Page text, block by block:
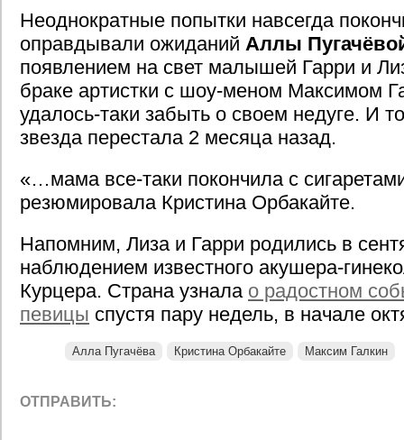
Неоднократные попытки навсегда
оправдывали ожиданий Аллы
появлением на свет малышей Гарри и
браке артистки с шоу-меном Максимом
удалось-таки забыть о своем недуге. И
звезда перестала 2 месяца назад.
«…мама все-таки покончила с
резюмировала Кристина Орбакайте.
Напомним, Лиза и Гарри родились в
наблюдением известного акушера-
Курцера. Страна узнала о радостном
певицы спустя пару недель, в начале
Алла Пугачёва Кристина Орбакайте Максим Галкин
ОТПРАВИТЬ: